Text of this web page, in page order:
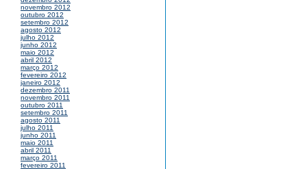
novembro 2012
outubro 2012
setembro 2012
agosto 2012
julho 2012
junho 2012
maio 2012
abril 2012
março 2012
fevereiro 2012
janeiro 2012
dezembro 2011
novembro 2011
outubro 2011
setembro 2011
agosto 2011
julho 2011
junho 2011
maio 2011
abril 2011
março 2011
fevereiro 2011